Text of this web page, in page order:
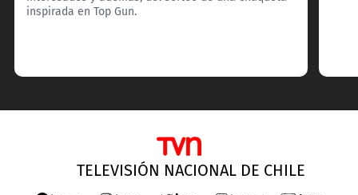
inspirada en Top Gun.
TELEVISIÓN NACIONAL DE CHILE